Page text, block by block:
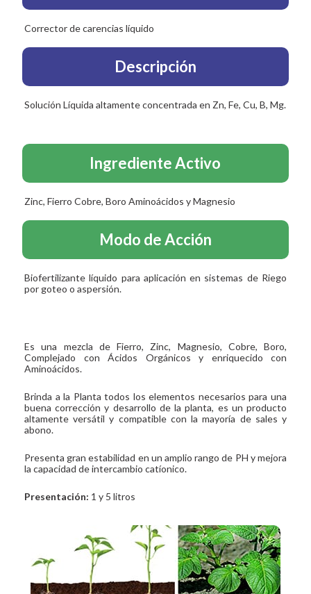
Corrector de carencias líquido
Descripción
Solución Líquida altamente concentrada en Zn, Fe, Cu, B, Mg.
Ingrediente Activo
Zinc, Fierro Cobre, Boro Aminoácidos y Magnesio
Modo de Acción
Biofertilizante líquido para aplicación en sistemas de Riego
por goteo o aspersión.
Es una mezcla de Fierro, Zinc, Magnesio, Cobre, Boro,
Complejado con Ácidos Orgánicos y enriquecido con
Aminoácidos.
Brinda a la Planta todos los elementos necesarios para una
buena corrección y desarrollo de la planta, es un producto
altamente versátil y compatible con la mayoría de sales y
abono.
Presenta gran estabilidad en un amplio rango de PH y mejora
la capacidad de intercambio catíonico.
Presentación: 1 y 5 litros